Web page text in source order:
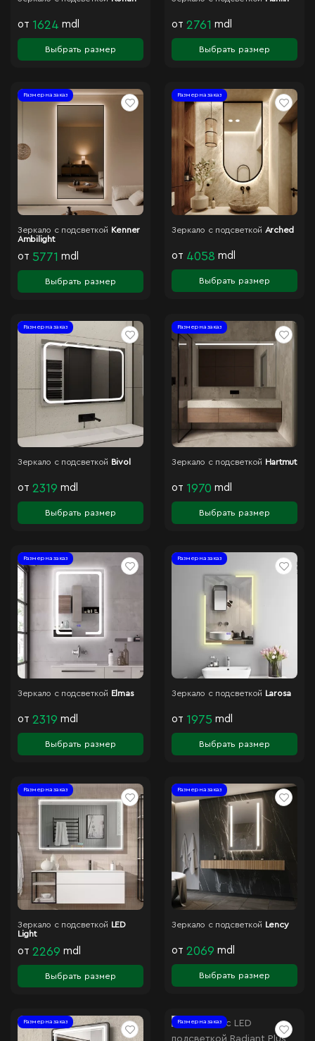
от 1624 mdl
Выбрать размер
от 2761 mdl
Выбрать размер
Размер на заказ
Зеркало с подсветкой Kenner
Ambilight
от 5771 mdl
Выбрать размер
Размер на заказ
Зеркало с подсветкой Arched
от 4058 mdl
Выбрать размер
Размер на заказ
Зеркало с подсветкой Bivol
от 2319 mdl
Выбрать размер
Размер на заказ
Зеркало с подсветкой Hartmut
от 1970 mdl
Выбрать размер
Размер на заказ
Зеркало с подсветкой Elmas
от 2319 mdl
Выбрать размер
Размер на заказ
Зеркало с подсветкой Larosa
от 1975 mdl
Выбрать размер
Размер на заказ
Зеркало с подсветкой LED
Light
от 2269 mdl
Выбрать размер
Размер на заказ
Зеркало с подсветкой Lency
от 2069 mdl
Выбрать размер
Размер на заказ Размер на заказ